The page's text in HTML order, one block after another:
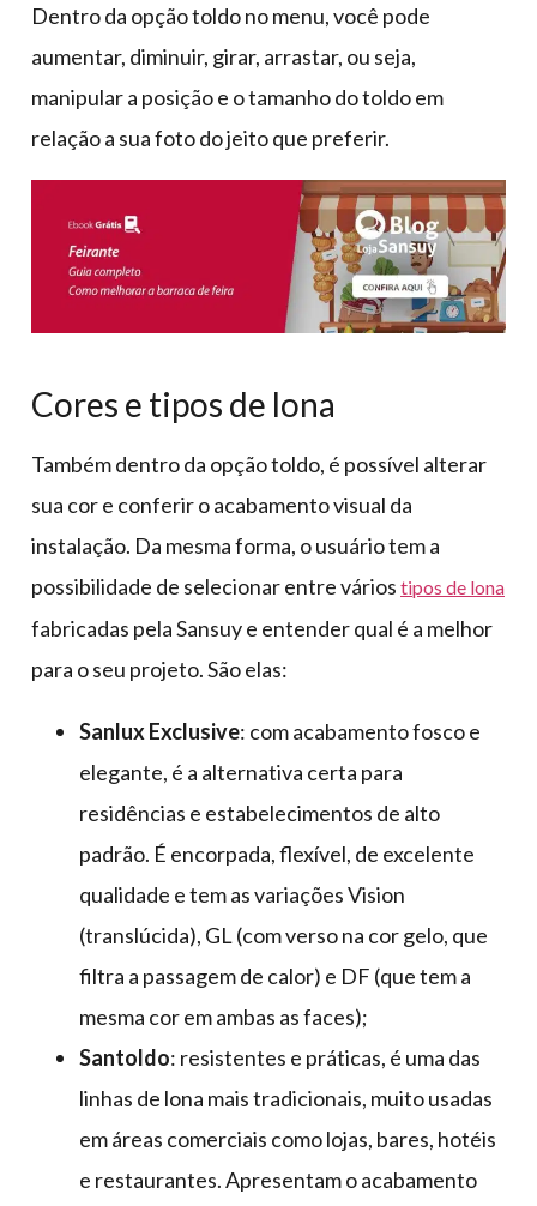
Dentro da opção toldo no menu, você pode
aumentar, diminuir, girar, arrastar, ou seja,
manipular a posição e o tamanho do toldo em
relação a sua foto do jeito que preferir.
Cores e tipos de lona
Também dentro da opção toldo, é possível alterar
sua cor e conferir o acabamento visual da
instalação. Da mesma forma, o usuário tem a
possibilidade de selecionar entre vários tipos de lona
fabricadas pela Sansuy e entender qual é a melhor
para o seu projeto. São elas:
Sanlux Exclusive: com acabamento fosco e
elegante, é a alternativa certa para
residências e estabelecimentos de alto
padrão. É encorpada, flexível, de excelente
qualidade e tem as variações Vision
(translúcida), GL (com verso na cor gelo, que
filtra a passagem de calor) e DF (que tem a
mesma cor em ambas as faces);
Santoldo: resistentes e práticas, é uma das
linhas de lona mais tradicionais, muito usadas
em áreas comerciais como lojas, bares, hotéis
e restaurantes. Apresentam o acabamento